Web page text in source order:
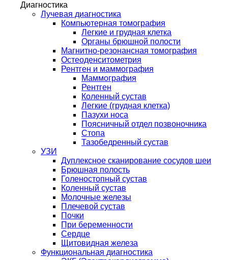
Диагностика
Лучевая диагностика
Компьютерная томография
Легкие и грудная клетка
Органы брюшной полости
Магнитно-резонансная томография
Остеоденситометрия
Рентген и маммография
Маммография
Рентген
Коленный сустав
Легкие (грудная клетка)
Пазухи носа
Поясничный отдел позвоночника
Стопа
Тазобедренный сустав
УЗИ
Дуплексное сканирование сосудов шеи
Брюшная полость
Голеностопный сустав
Коленный сустав
Молочные железы
Плечевой сустав
Почки
При беременности
Сердце
Щитовидная железа
Функциональная диагностика